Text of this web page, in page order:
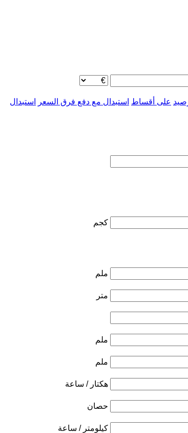
على أقساط استبدال مع دفع فرق السعر
استبدال
كجم
ملم
متر
ملم
ملم
هكتار / ساعة
حصان
كيلومتر / ساعة